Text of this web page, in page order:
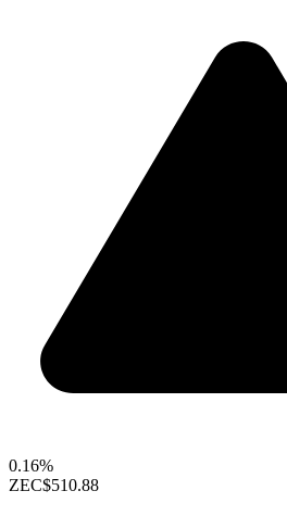
0.16%
ZEC$510.88